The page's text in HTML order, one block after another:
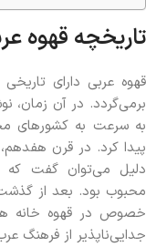
تاریخچه قهوه
قهوه عربی دارای
برمی‌گردد. در آن زمان،
به سرعت به کشورهای
پیدا کرد. در قرن
دلیل می‌توان گفت که
محبوب بود. بعد از
خصوص در قهوه خانه
جدایی‌ناپذیر از فرهنگ